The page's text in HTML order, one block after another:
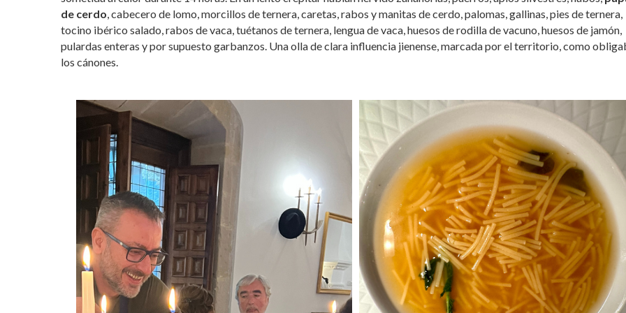
de cerdo, cabecero de lomo, morcillos de ternera, caretas, rabos y manitas de cerdo, palomas, gallinas, pies de ternera,
tocino ibérico salado, rabos de vaca, tuétanos de ternera, lengua de vaca, huesos de rodilla de vacuno, huesos de jamón,
pulardas enteras y por supuesto garbanzos. Una olla de clara influencia jienense, marcada por el territorio, como
los cánones.